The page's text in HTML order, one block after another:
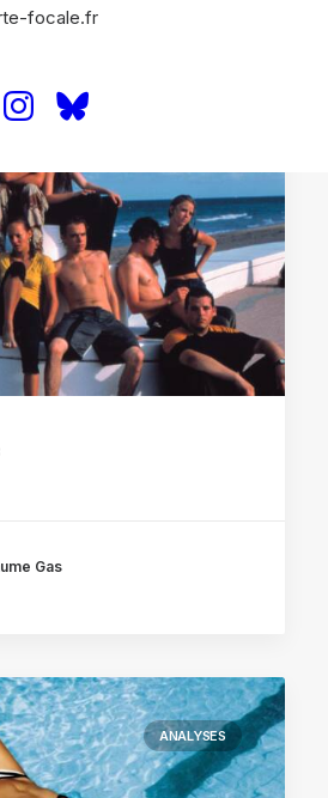
focale.fr
Gas
ANALYSES